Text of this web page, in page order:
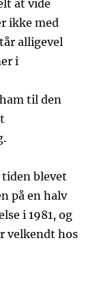
at vide
ikke med
alligevel
i
til den
tiden blevet
på en halv
i 1981, og
velkendt hos